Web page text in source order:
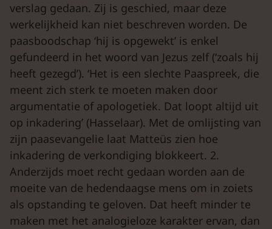
verslag gedaan. Zij is geschied, maar deze
werkelijkheid kan niet beschreven worden. De
paasboodschap ‘hij is opgewekt’ is enkel
gefundeerd in het woord van Jezus zelf (‘zoals hij
heeft gezegd’). ‘Het is een slechte Paaspreek, die
meent zich sterk te moeten maken door
argumentatie of apologetiek. Dat loopt altijd uit
op inkadering’ (Hasselaar). Met de omlijsting van
zijn paasevangelie laat Matteüs zien hoe
inkadering de verkondiging blokkeert. 2.
Anderzijds moet recht gedaan worden aan de
moeite van de hedendaagse mens om in zoiets
als opstanding te geloven. Dat heeft minder te
maken met het analogieloze karakter ervan, dan